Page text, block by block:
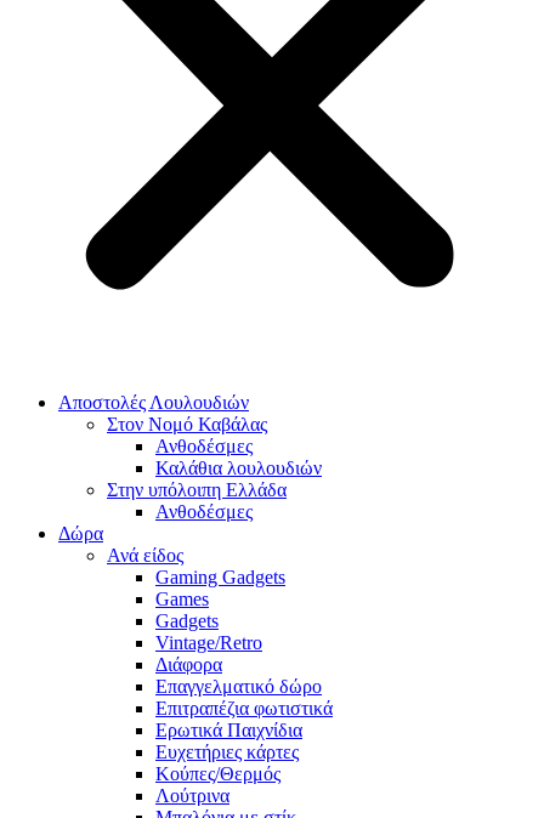
Αποστολές Λουλουδιών
Στον Νομό Καβάλας
Ανθοδέσμες
Καλάθια λουλουδιών
Στην υπόλοιπη Ελλάδα
Ανθοδέσμες
Δώρα
Ανά είδος
Gaming Gadgets
Games
Gadgets
Vintage/Retro
Διάφορα
Επαγγελματικό δώρο
Επιτραπέζια φωτιστικά
Ερωτικά Παιχνίδια
Ευχετήριες κάρτες
Κούπες/Θερμός
Λούτρινα